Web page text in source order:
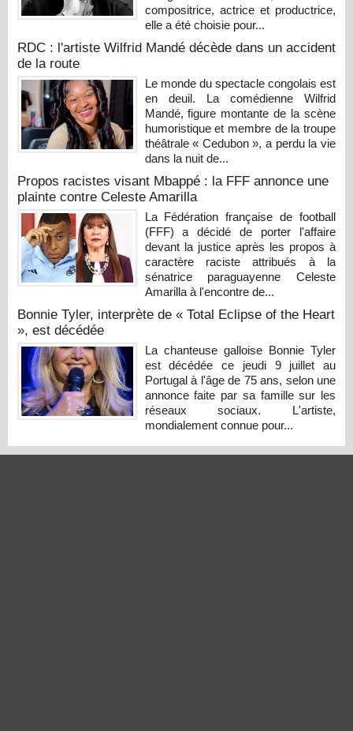
compositrice, actrice et productrice,
elle a été choisie pour...
RDC : l'artiste Wilfrid Mandé décède dans un accident
de la route
Le monde du spectacle congolais est
en deuil. La comédienne Wilfrid
Mandé, figure montante de la scène
humoristique et membre de la troupe
théâtrale « Cedubon », a perdu la vie
dans la nuit de...
Propos racistes visant Mbappé : la FFF annonce une
plainte contre Celeste Amarilla
La Fédération française de football
(FFF) a décidé de porter l'affaire
devant la justice après les propos à
caractère raciste attribués à la
sénatrice paraguayenne Celeste
Amarilla à l'encontre de...
Bonnie Tyler, interprète de « Total Eclipse of the Heart
», est décédée
La chanteuse galloise Bonnie Tyler
est décédée ce jeudi 9 juillet au
Portugal à l'âge de 75 ans, selon une
annonce faite par sa famille sur les
réseaux sociaux. L'artiste,
mondialement connue pour...